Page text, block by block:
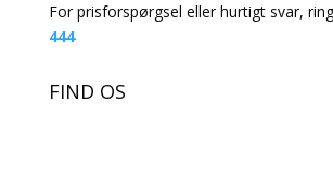
For prisforspørgsel eller hurtigt svar,
444
FIND OS